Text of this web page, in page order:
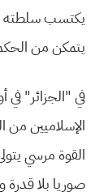
یكتسب سلطته
یتمكن من
في “الجزائر” في
الإسلامیین من
القوة مرسي
صوریا بلا